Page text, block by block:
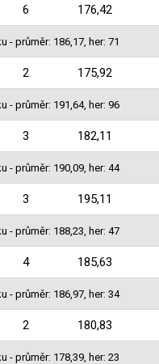
6 176,42
průměr: 186,17, her: 71
2 175,92
- průměr: 191,64, her: 96
3 182,11
- průměr: 190,09, her: 44
3 195,11
- průměr: 188,23, her: 47
4 185,63
- průměr: 186,97, her: 34
2 180,83
- průměr: 178,39, her: 23